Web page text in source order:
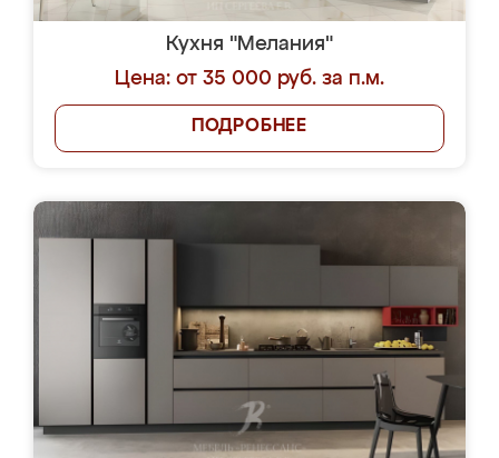
Кухня "Мелания"
Цена: от 35 000 руб. за п.м.
ПОДРОБНЕЕ